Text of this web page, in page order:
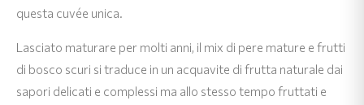
questa cuvée unica.
Lasciato maturare per molti anni, il mix di pere mature e frutti
di bosco scuri si traduce in un acquavite di frutta naturale dai
sapori delicati e complessi ma allo stesso tempo fruttati e